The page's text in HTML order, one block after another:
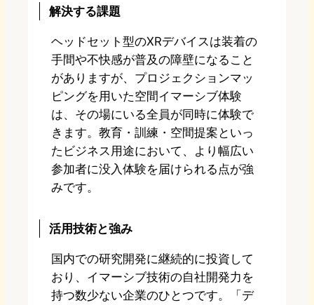
解決する課題
ヘッドセット型のXRデバイスは装着の
手間や不快感が普及の障壁になること
がありますが、プロジェクションマッ
ピングを用いた空間イマーシブ体験
は、その場にいる全員が同時に体験で
きます。教育・訓練・空間提案といっ
たビジネス用途において、より幅広い
参加者に没入体験を届けられる点が強
みです。
活用技術と強み
国内での研究開発に継続的に投資して
おり、イマーシブ技術の自社開発力を
持つ数少ない企業のひとつです。「デ